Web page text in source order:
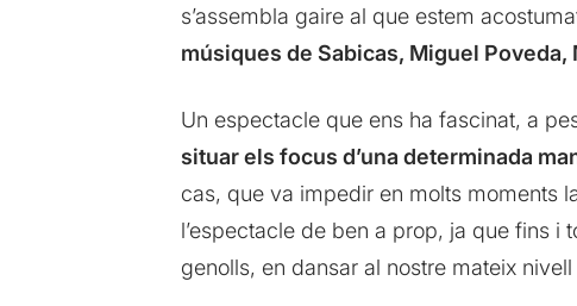
s’assembla gaire al que estem
músiques de Sabicas, Miguel Poveda,
Un espectacle que ens ha fascinat, a
situar els focus d’una determinada
cas, que va impedir en molts moments
l’espectacle de ben a prop, ja que fins
genolls, en dansar al nostre mateix nivell